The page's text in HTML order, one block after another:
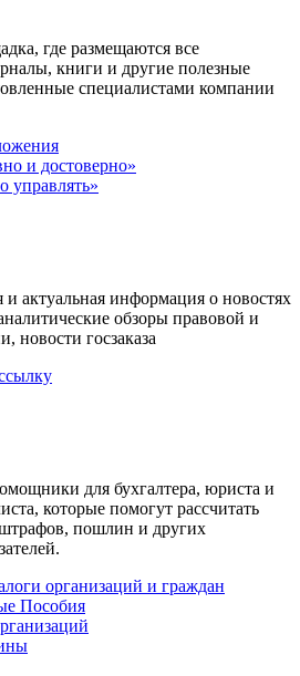
где размещаются все
книги и другие полезные
специалистами компании
и достоверно»
управлять»
и актуальная информация о новостях
обзоры правовой и
новости госзаказа
для бухгалтера, юриста и
которые помогут рассчитать
пошлин и других
организаций и граждан
Пособия